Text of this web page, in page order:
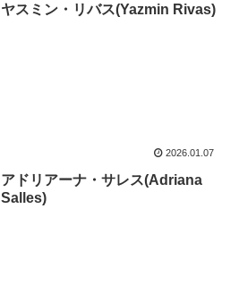
ヤスミン・リバス(Yazmin Rivas)
2026.01.07
アドリアーナ・サレス(Adriana
Salles)